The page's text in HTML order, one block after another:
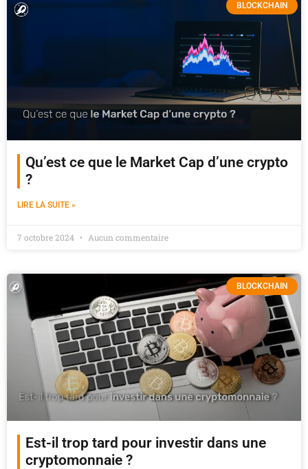
BLOCKCHAIN
Qu’est ce que le Market Cap d’une crypto
?
LIRE LA SUITE »
7 octobre 2024 Aucun commentaire
BLOCKCHAIN
Est-il trop tard pour investir dans une
cryptomonnaie ?